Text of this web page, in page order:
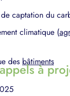
de captation du
climatique (
des bâtiments
à